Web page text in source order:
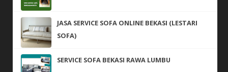
JASA SERVICE SOFA ONLINE BEKASI (LESTARI
SOFA)
SERVICE SOFA BEKASI RAWA LUMBU